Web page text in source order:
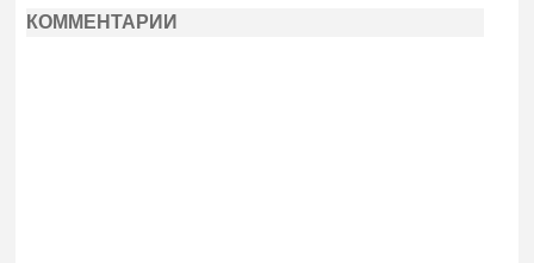
КОММЕНТАРИИ